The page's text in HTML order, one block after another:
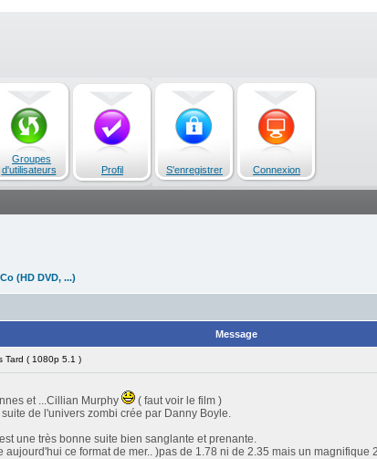
Groupes
d'utilisateurs
Profil S'enregistrer Connexion
(HD DVD, ...)
Message
Tard ( 1080p 5.1 )
et ...Cillian Murphy
( faut voir le film )
de l'univers zombi crée par Danny Boyle.
une très bonne suite bien sanglante et prenante.
aujourd'hui ce format de mer.. )pas de 1.78 ni de 2.35 mais un